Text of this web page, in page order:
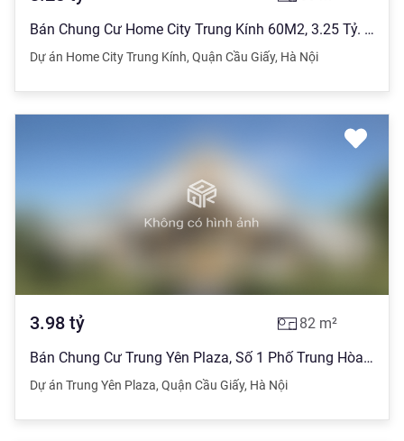
Bán Chung Cư Home City Trung Kính 60M2, 3.25 Tỷ. 0975118822
Dự án Home City Trung Kính, Quận Cầu Giấy, Hà Nội
3.98 tỷ 82 m²
Bán Chung Cư Trung Yên Plaza, Số 1 Phố Trung Hòa, 82M2, 3.98 Tỷ. 0975118822
Dự án Trung Yên Plaza, Quận Cầu Giấy, Hà Nội